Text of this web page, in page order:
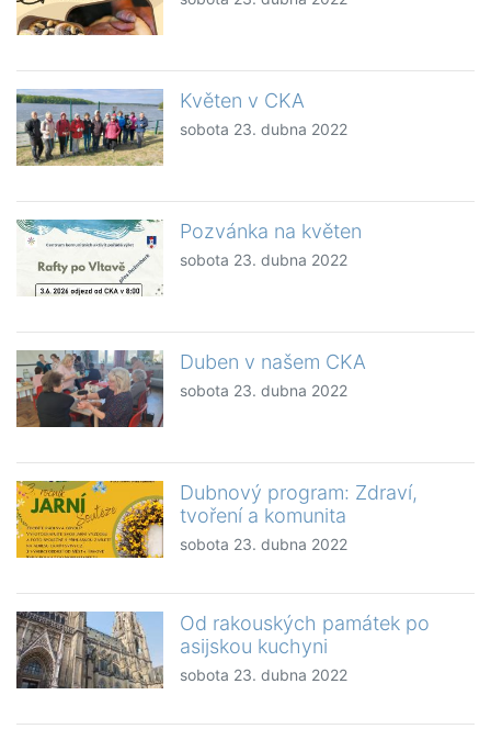
Květen v CKA
sobota 23. dubna 2022
Pozvánka na květen
sobota 23. dubna 2022
Duben v našem CKA
sobota 23. dubna 2022
Dubnový program: Zdraví,
tvoření a komunita
sobota 23. dubna 2022
Od rakouských památek po
asijskou kuchyni
sobota 23. dubna 2022